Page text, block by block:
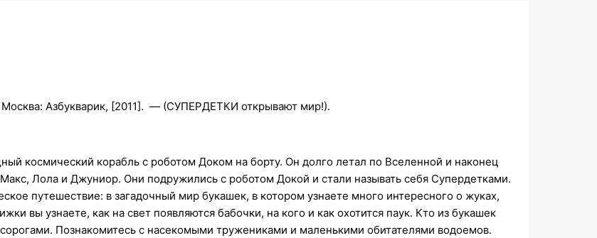
Азбукварик, [2011]. — (СУПЕРДЕТКИ открывают мир!).
космический корабль с роботом Доком на борту. Он долго летал по Вселенной и наконец
Лола и Джуниор. Они подружились с роботом Докой и стали называть себя Супердетками.
путешествие: в загадочный мир букашек, в котором узнаете много интересного о жуках,
вы узнаете, как на свет появляются бабочки, на кого и как охотится паук. Кто из букашек
Познакомитесь с насекомыми тружениками и маленькими обитателями водоемов.